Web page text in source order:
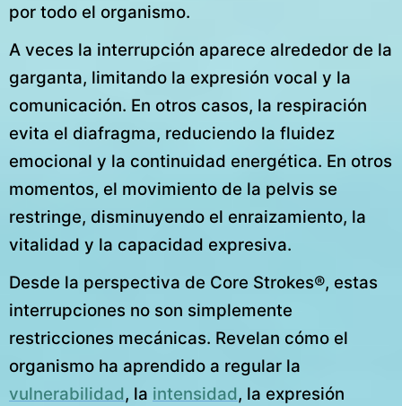
por todo el organismo.
A veces la interrupción aparece alrededor de la
garganta, limitando la expresión vocal y la
comunicación. En otros casos, la respiración
evita el diafragma, reduciendo la fluidez
emocional y la continuidad energética. En otros
momentos, el movimiento de la pelvis se
restringe, disminuyendo el enraizamiento, la
vitalidad y la capacidad expresiva.
Desde la perspectiva de Core Strokes®, estas
interrupciones no son simplemente
restricciones mecánicas. Revelan cómo el
organismo ha aprendido a regular la
vulnerabilidad, la intensidad, la expresión